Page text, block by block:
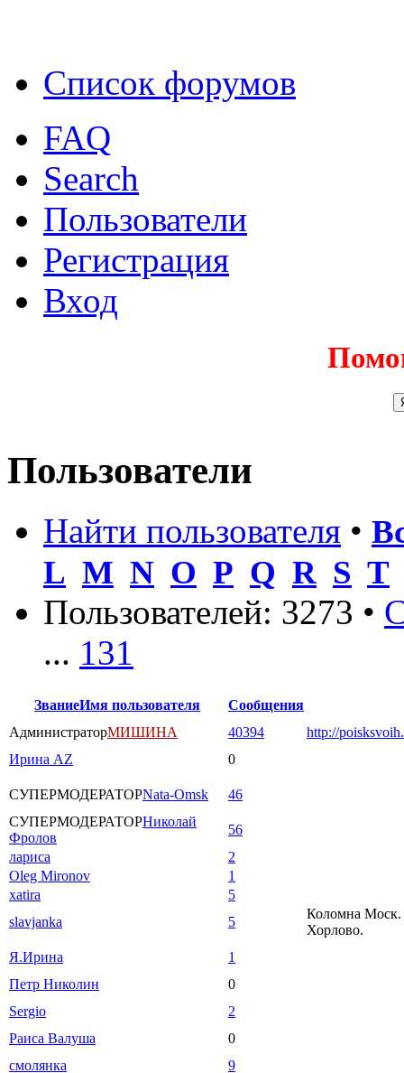
Список форумов
FAQ
Search
Пользователи
Регистрация
Вход
Пользователи
Найти пользователя •
L M N O P Q R S T
Пользователей: 3273 •
... 131
ЗваниеИмя пользователя
Сообщения
АдминистраторМИШИНА 40394
http://
Ирина AZ
0
СУПЕРМОДЕРАТОРNata-Omsk
46
СУПЕРМОДЕРАТОРНиколай
Фролов
56
лариса
2
Oleg Mironov
1
xatira
5
slavjanka
5
Коломна Моск.
Хорлово.
Я.Ирина
1
Петр Николин
0
Sergio
2
Раиса Валуша
0
смолянка
9